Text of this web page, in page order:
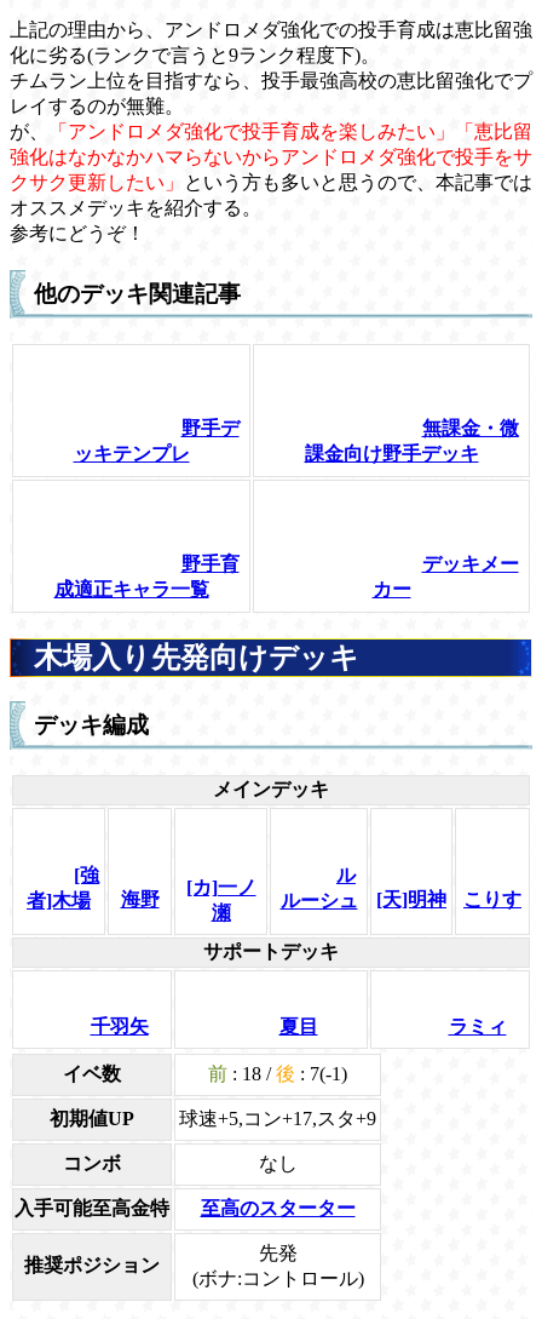
上記の理由から、アンドロメダ強化での投手育成は恵比留強
化に劣る(ランクで言うと9ランク程度下)。
チムラン上位を目指すなら、投手最強高校の恵比留強化でプ
レイするのが無難。
が、
「アンドロメダ強化で投手育成を楽しみたい」「恵比留
強化はなかなかハマらないからアンドロメダ強化で投手をサ
クサク更新したい」
という方も多いと思うので、本記事では
オススメデッキを紹介する。
参考にどうぞ！
他のデッキ関連記事
野手デ
ッキテンプレ
無課金・微
課金向け野手デッキ
野手育
成適正キャラ一覧
デッキメー
カー
木場入り先発向けデッキ
デッキ編成
メインデッキ
[強
者]木場
海野
[カ]一ノ
瀬
ル
ルーシュ
[天]明神 こりす
サポートデッキ
千羽矢 夏目 ラミィ
イベ数 前 : 18 /後 : 7(-1)
初期値UP 球速+5,コン+17,スタ+9
コンボ なし
入手可能至高金特 至高のスターター
推奨ポジション
先発
(ボナ:コントロール)